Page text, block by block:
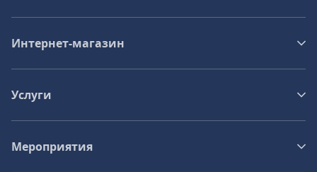
Интернет-магазин
Услуги
Мероприятия